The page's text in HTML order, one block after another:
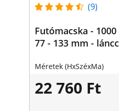
(9)
Futómacska -
77 - 133 mm -
Méretek (HxSzéxMa)
22 760 Ft